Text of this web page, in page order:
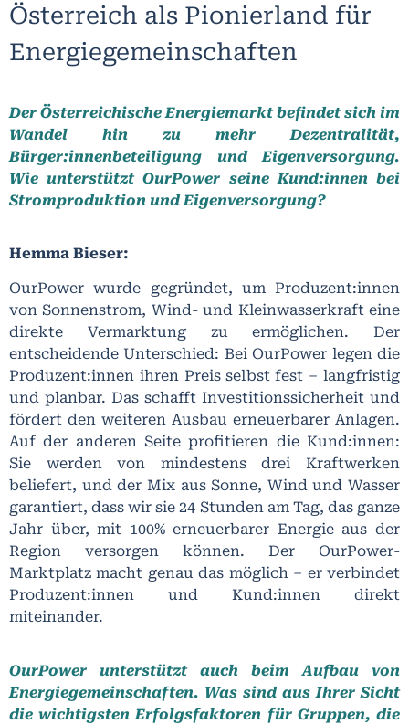
Österreich als Pionierland für
Energiegemeinschaften
Der Österreichische Energiemarkt befindet sich im
Wandel hin zu mehr Dezentralität,
Bürger:innenbeteiligung und Eigenversorgung.
Wie unterstützt OurPower seine Kund:innen bei
Stromproduktion und Eigenversorgung?
Hemma Bieser:
OurPower wurde gegründet, um Produzent:innen
von Sonnenstrom, Wind- und Kleinwasserkraft eine
direkte Vermarktung zu ermöglichen. Der
entscheidende Unterschied: Bei OurPower legen die
Produzent:innen ihren Preis selbst fest – langfristig
und planbar. Das schafft Investitionssicherheit und
fördert den weiteren Ausbau erneuerbarer Anlagen.
Auf der anderen Seite profitieren die Kund:innen:
Sie werden von mindestens drei Kraftwerken
beliefert, und der Mix aus Sonne, Wind und Wasser
garantiert, dass wir sie 24 Stunden am Tag, das ganze
Jahr über, mit 100% erneuerbarer Energie aus der
Region versorgen können. Der OurPower-
Marktplatz macht genau das möglich – er verbindet
Produzent:innen und Kund:innen direkt
miteinander.
OurPower unterstützt auch beim Aufbau von
Energiegemeinschaften. Was sind aus Ihrer Sicht
die wichtigsten Erfolgsfaktoren für Gruppen, die